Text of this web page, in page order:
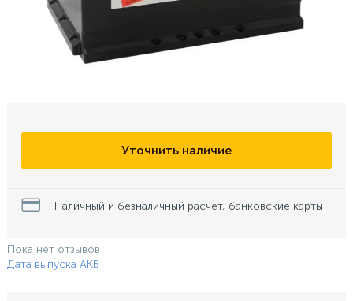
Уточнить наличие
Наличный и безналичный расчет, банковские карты
Пока нет отзывов
Дата выпуска АКБ